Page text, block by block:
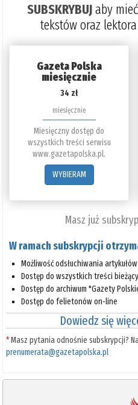
SUBSKRYBUJaby
tekstów oraz
Gazeta Polska
miesięcznie
34 zł
miesięcznie
Miesięczny dostęp do
wszystkich treści serwisu
www.gazetapolska.pl.
WYBIERAM
Masz już
W ramach subskrypcji
Możliwość odsłuchiwania
Dostęp do wszystkich treści
Dostęp do archiwum "Gazety
Dostęp do felietonów on-line
Dowiedz się
*Masz pytania odnośnie subskrypcji?
prenumerata@gazetapolska.pl